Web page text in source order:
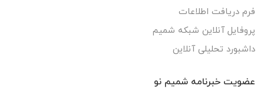
فرم دریافت اطلاعات
پروفایل آنلاین شبکه شمیم
داشبورد تحلیلی آنلاین
عضویت خبرنامه شمیم نو